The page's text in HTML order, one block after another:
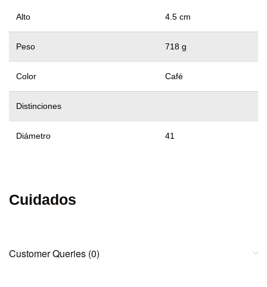
Alto 4.5 cm
Peso 718 g
Color Café
Distinciones
Diámetro 41
Cuidados
Customer Queries (0)